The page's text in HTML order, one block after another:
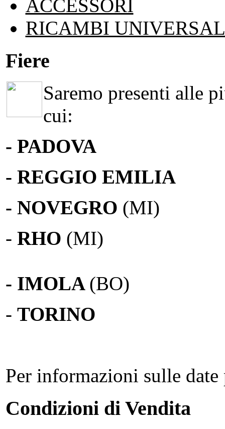
ACCESSORI
RICAMBI
Fiere
Saremo presenti alle
cui:
- PADOVA
- REGGIO EMILIA
- NOVEGRO (MI)
- RHO (MI)
- IMOLA (BO)
- TORINO
Per informazioni sulle
Condizioni di Vendita